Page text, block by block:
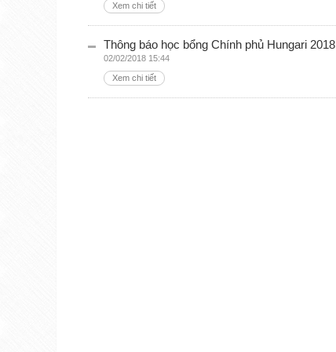
Xem chi tiết
Thông báo học bổng Chính phủ Hungari 2018
02/02/2018 15:44
Xem chi tiết